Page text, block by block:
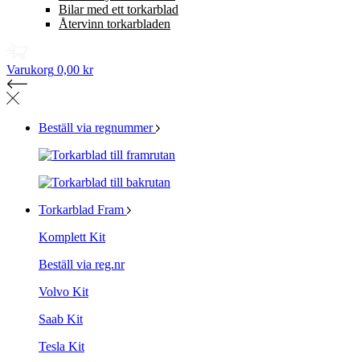
Bilar med ett torkarblad
Återvinn torkarbladen
Varukorg 0,00 kr
Beställ via regnummer
Torkarblad Fram
Komplett Kit
Beställ via reg.nr
Volvo Kit
Saab Kit
Tesla Kit